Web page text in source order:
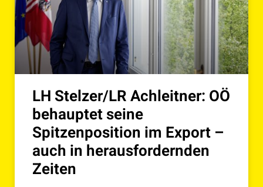
LH Stelzer/LR Achleitner: OÖ
behauptet seine
Spitzenposition im Export –
auch in herausfordernden
Zeiten